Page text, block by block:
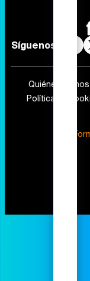
Síguenos
Quiénes somos
Política de